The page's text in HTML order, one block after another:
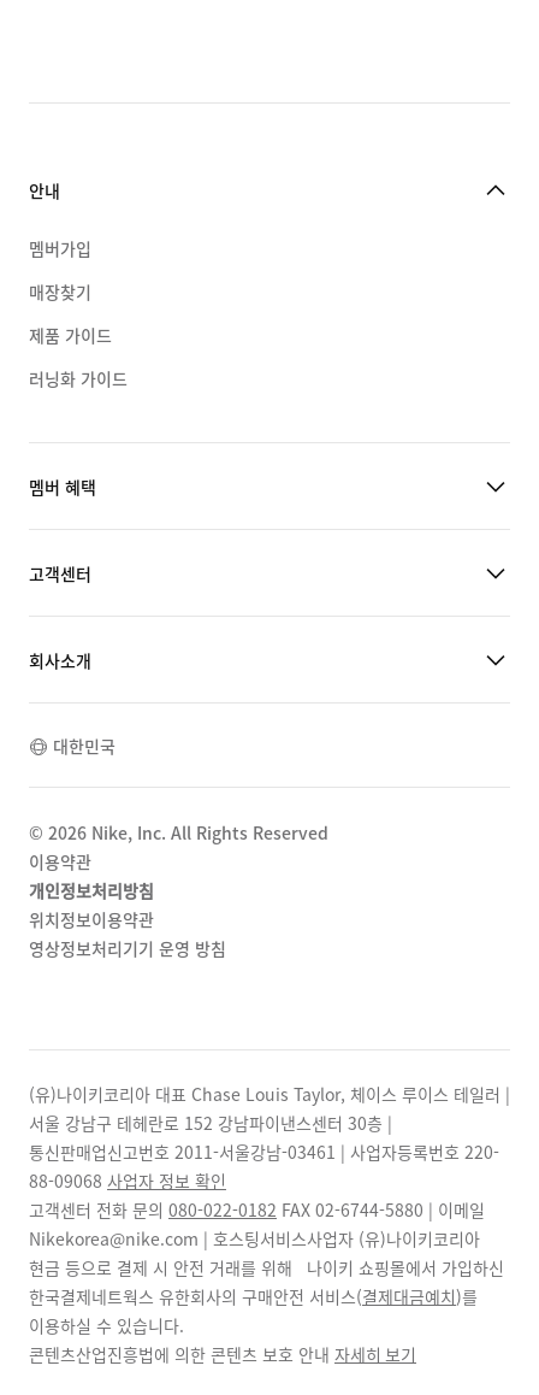
안내
멤버가입
매장찾기
제품 가이드
러닝화 가이드
멤버 혜택
고객센터
회사소개
대한민국
© 2026 Nike, Inc. All Rights Reserved
이용약관
개인정보처리방침
위치정보이용약관
영상정보처리기기 운영 방침
(유)나이키코리아 대표 Chase Louis Taylor, 체이스 루이스 테일러 |
서울 강남구 테헤란로 152 강남파이낸스센터 30층 |
통신판매업신고번호 2011-서울강남-03461 | 사업자등록번호 220-
88-09068 사업자 정보 확인
고객센터 전화 문의 080-022-0182 FAX 02-6744-5880 | 이메일
Nikekorea@nike.com | 호스팅서비스사업자 (유)나이키코리아
현금 등으로 결제 시 안전 거래를 위해 나이키 쇼핑몰에서 가입하신
한국결제네트웍스 유한회사의 구매안전 서비스(결제대금예치)를
이용하실 수 있습니다.
콘텐츠산업진흥법에 의한 콘텐츠 보호 안내 자세히 보기